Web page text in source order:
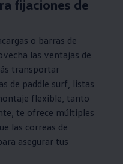
fijaciones de
o barras de
las ventajas de
transportar
de paddle surf, listas
flexible, tanto
te ofrece múltiples
las correas de
asegurar tus